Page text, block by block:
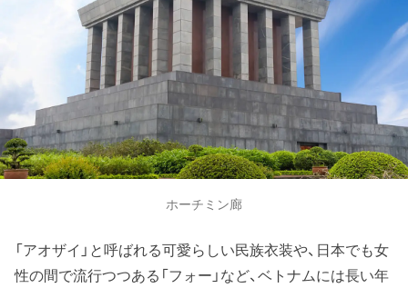
ホーチミン廊
「アオザイ」と呼ばれる可愛らしい民族衣装や、日本でも女
性の間で流行つつある「フォー」など、ベトナムには長い年